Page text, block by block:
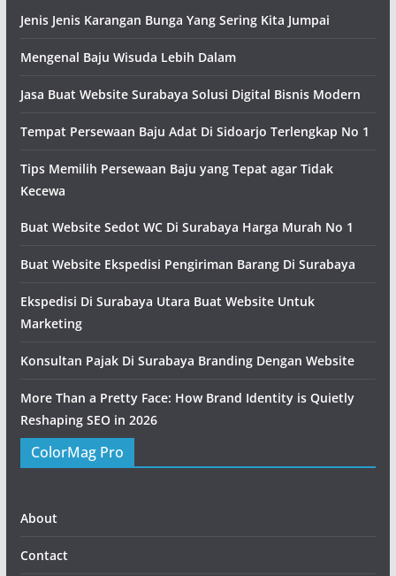
Jenis Jenis Karangan Bunga Yang Sering Kita Jumpai
Mengenal Baju Wisuda Lebih Dalam
Jasa Buat Website Surabaya Solusi Digital Bisnis Modern
Tempat Persewaan Baju Adat Di Sidoarjo Terlengkap No 1
Tips Memilih Persewaan Baju yang Tepat agar Tidak
Kecewa
Buat Website Sedot WC Di Surabaya Harga Murah No 1
Buat Website Ekspedisi Pengiriman Barang Di Surabaya
Ekspedisi Di Surabaya Utara Buat Website Untuk
Marketing
Konsultan Pajak Di Surabaya Branding Dengan Website
More Than a Pretty Face: How Brand Identity is Quietly
Reshaping SEO in 2026
ColorMag Pro
About
Contact